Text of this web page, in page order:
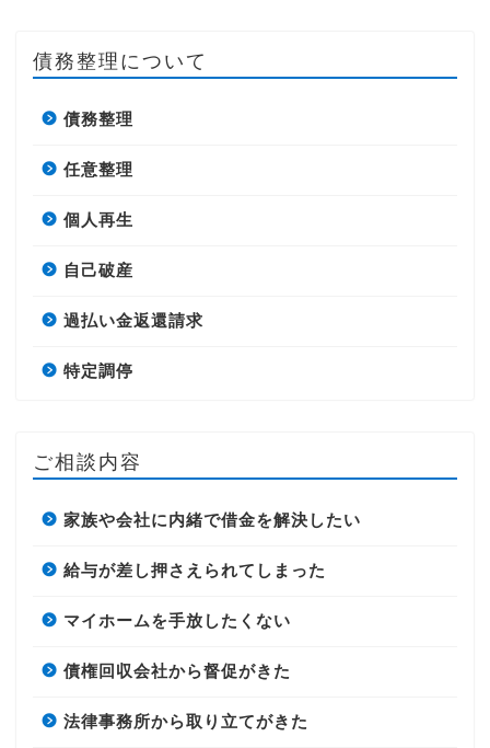
債務整理について
債務整理
任意整理
個人再生
自己破産
過払い金返還請求
特定調停
ご相談内容
家族や会社に内緒で借金を解決したい
給与が差し押さえられてしまった
マイホームを手放したくない
債権回収会社から督促がきた
法律事務所から取り立てがきた